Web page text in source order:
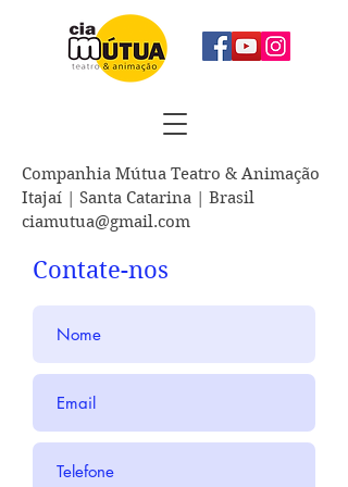
Companhia Mútua Teatro & Animação
Itajaí | Santa Catarina | Brasil
ciamutua@gmail.com
Contate-nos